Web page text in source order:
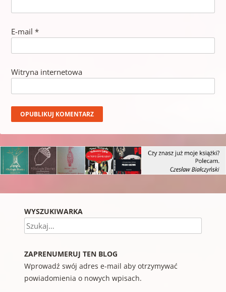
E-mail *
Witryna internetowa
WYSZUKIWARKA
Szukaj
ZAPRENUMERUJ TEN BLOG
Wprowadź swój adres e-mail aby otrzymywać
powiadomienia o nowych wpisach.